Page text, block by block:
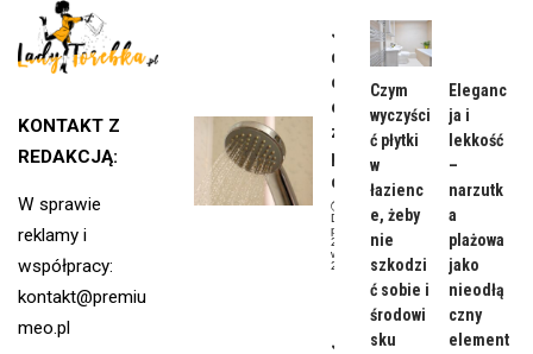
KONTAKT Z
REDAKCJĄ:
W sprawie
reklamy i
współpracy:
kontakt@premiu
meo.pl
Jak
dobrać
odpowi
edni
zawias
pryszni
cowy?
Data
publikacji:
2
września,
2024
Dom
Jaki
Czym
wyczyści
ć płytki
w
łazienc
e, żeby
nie
szkodzi
ć sobie i
środowi
sku
Eleganc
ja i
lekkość
–
narzutk
a
plażowa
jako
nieodłą
czny
element